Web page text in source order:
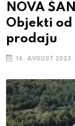
NOVA
Objekti
prodaju
16. AVGUST 2023.